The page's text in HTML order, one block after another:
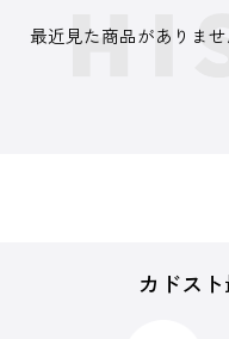
最近見た商品がありませ
カドス